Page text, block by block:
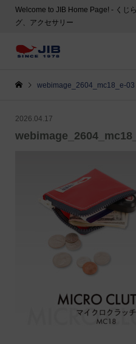
Welcome to JIB Home Page! ‐ くじ
グ、アクセサリー
webimage_2604_mc18_e-03
2026.04.17